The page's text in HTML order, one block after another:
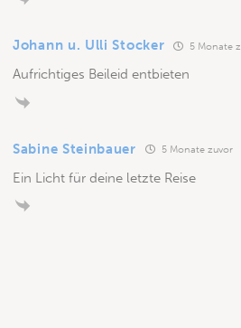
Johann u. Ulli Stocker 5 Monate
Aufrichtiges Beileid entbieten
Sabine Steinbauer 5 Monate zuvor
Ein Licht für deine letzte Reise